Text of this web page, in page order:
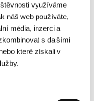
využíváme
náš web používáte,
média, inzerci a
s dalšími
které získali v
vztah mezi
cesta za
Křehce
na vztahovém
blízkostí a